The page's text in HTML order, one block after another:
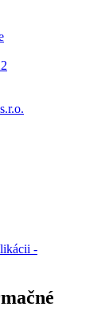
-